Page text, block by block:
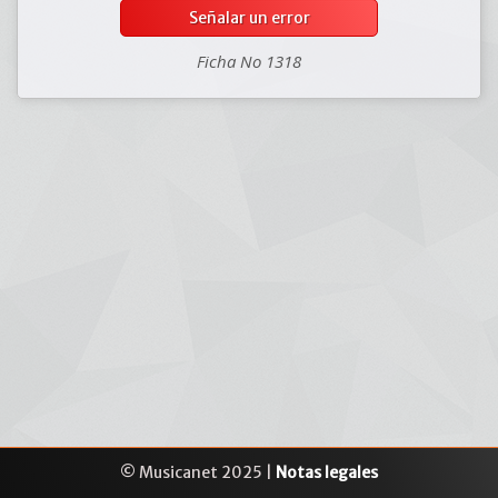
Señalar un error
Ficha No 1318
© Musicanet 2025 | Notas legales